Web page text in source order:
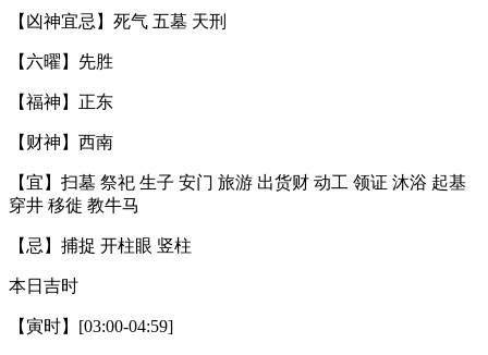
【凶神宜忌】死气 五墓 天刑
【六曜】先胜
【福神】正东
【财神】西南
【宜】扫墓 祭祀 生子 安门 旅游 出货财 动工 领证 沐浴 起基
穿井 移徙 教牛马
【忌】捕捉 开柱眼 竖柱
本日吉时
【寅时】[03:00-04:59]